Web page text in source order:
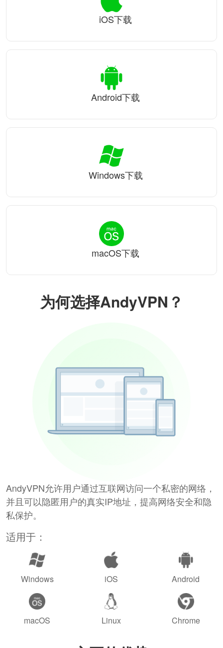
为何选择AndyVPN？
AndyVPN允许用户通过互联网访问一个私密的网络，
并且可以隐匿用户的真实IP地址，提高网络安全和隐
私保护。
适用于：
Windows iOS Android
macOS Linux Chrome
iOS下载
Android下载
Windows下载
macOS下载